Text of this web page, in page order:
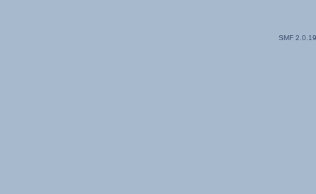
SMF 2.0.19